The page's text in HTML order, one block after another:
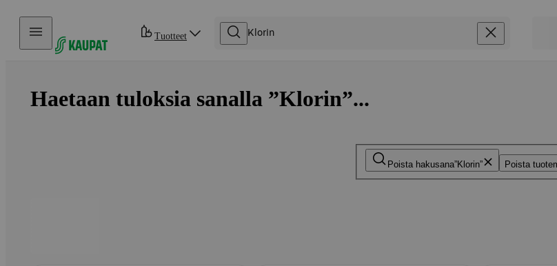
Hyppää sisältöön
Tuotteet
Haetaan tuloksia sanalla ”Klorin”...
Poista hakusana Klorin Poista